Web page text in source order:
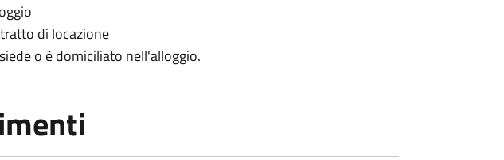
di locazione
o è domiciliato nell'alloggio.